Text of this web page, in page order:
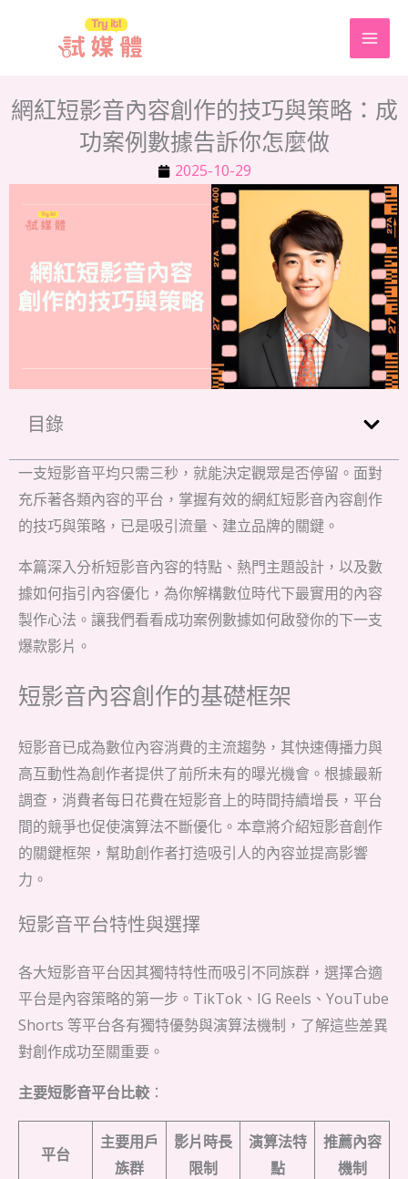
要網紅短影音內容創作的技巧與策略：成
功案例數據告訴你怎麼做
2025-10-29
目錄
一支短影音平均只需三秒，就能決定觀眾是否停留。面對
充斥著各類內容的平台，掌握有效的網紅短影音內容創作
的技巧與策略，已是吸引流量、建立品牌的關鍵。
本篇深入分析短影音內容的特點、熱門主題設計，以及數
據如何指引內容優化，為你解構數位時代下最實用的內容
製作心法。讓我們看看成功案例數據如何啟發你的下一支
爆款影片。
短影音內容創作的基礎框架
短影音已成為數位內容消費的主流趨勢，其快速傳播力與
高互動性為創作者提供了前所未有的曝光機會。根據最新
調查，消費者每日花費在短影音上的時間持續增長，平台
間的競爭也促使演算法不斷優化。本章將介紹短影音創作
的關鍵框架，幫助創作者打造吸引人的內容並提高影響
力。
短影音平台特性與選擇
各大短影音平台因其獨特特性而吸引不同族群，選擇合適
平台是內容策略的第一步。TikTok、IG Reels、YouTube
Shorts 等平台各有獨特優勢與演算法機制，了解這些差異
對創作成功至關重要。
主要短影音平台比較 ：
平台
主要用戶
族群
影片時長
限制
演算法特
點
推薦內容
機制